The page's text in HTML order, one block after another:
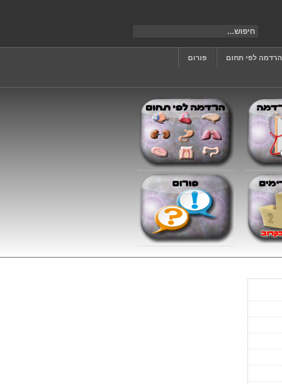
הרדמה לפי תחום
פורום